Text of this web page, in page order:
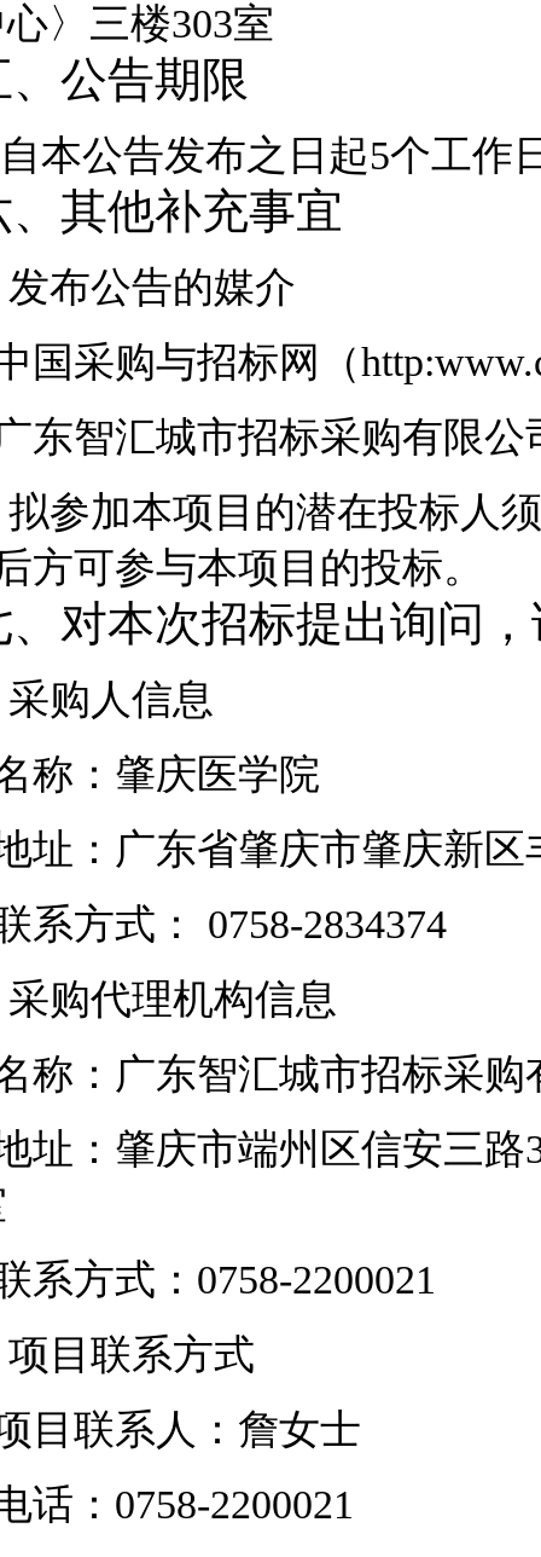
〉 三楼303室
、公告期限
自本公告发布之日起5个工作
、其他补充事宜
发布公告的媒介
国采购与招标网（
东智汇城市招标采购有限公
拟参加本项目的潜在投标人
方可参与本项目的投标。
、对本次招标提出询问
采购人信息
称： 肇庆医学院
址： 广东省肇庆市肇庆新区
系方式： 0758-2834374
采购代理机构信息
称：广东智汇城市招标采购
址： 肇庆市端州区信安三路
系方式： 0758-2200021
项目联系方式
目联系人： 詹女士
话： 0758-2200021